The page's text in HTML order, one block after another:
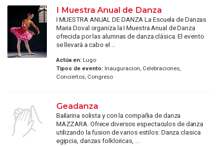
I Muestra Anual de Danza
I MUESTRA ANUAL DE DANZA La Escuela de Danzas
Maria Doval organiza la I Muestra Anual de Danza
ofrecida por las alumnas de danza clásica. El evento
se llevará a cabo el ...
Actúa en:Lugo
Tipos de evento:Inauguracion, Celebraciones,
Conciertos, Congreso
Geadanza
Bailarina solista y con la compañia de danza
MAZZARA. Ofrece diversos espectaculos de danza
utilizando la fusion de varios estilos: Danza clasica
egipcia, danzas folkloricas, ...